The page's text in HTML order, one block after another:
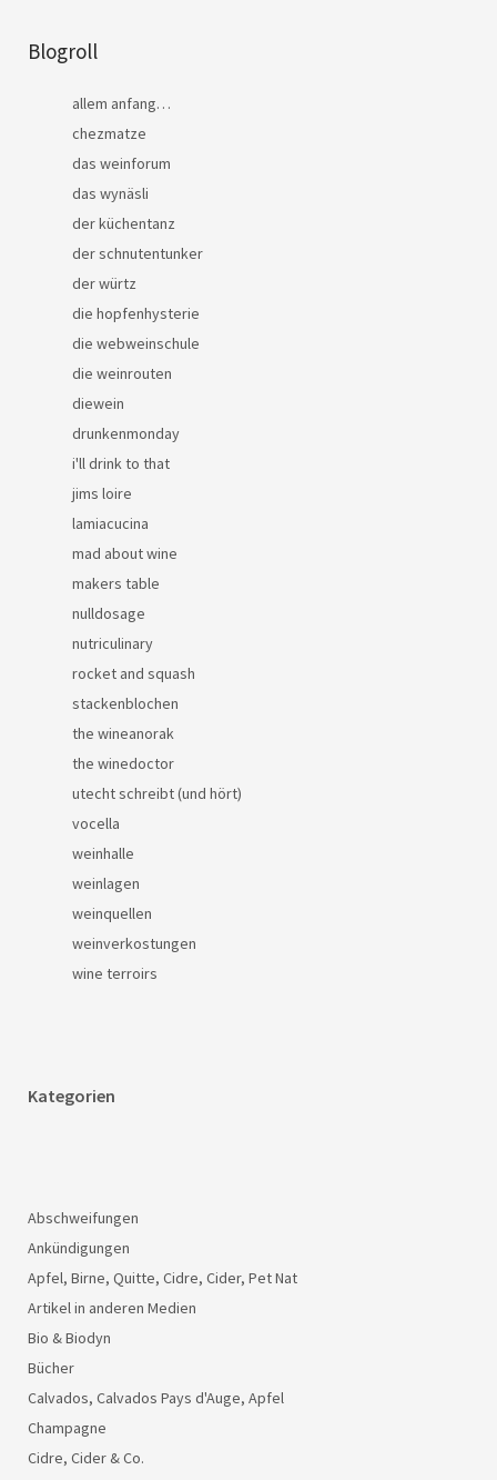
Blogroll
allem anfang…
chezmatze
das weinforum
das wynäsli
der küchentanz
der schnutentunker
der würtz
die hopfenhysterie
die webweinschule
die weinrouten
diewein
drunkenmonday
i'll drink to that
jims loire
lamiacucina
mad about wine
makers table
nulldosage
nutriculinary
rocket and squash
stackenblochen
the wineanorak
the winedoctor
utecht schreibt (und hört)
vocella
weinhalle
weinlagen
weinquellen
weinverkostungen
wine terroirs
Kategorien
Abschweifungen
Ankündigungen
Apfel, Birne, Quitte, Cidre, Cider, Pet Nat
Artikel in anderen Medien
Bio & Biodyn
Bücher
Calvados, Calvados Pays d'Auge, Apfel
Champagne
Cidre, Cider & Co.